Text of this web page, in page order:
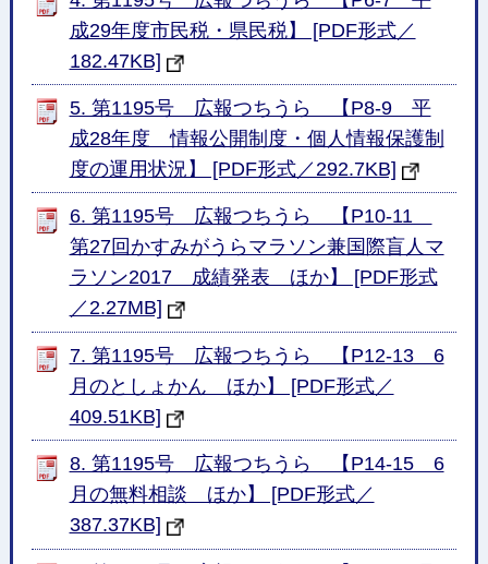
成29年度市民税・県民税】 [PDF形式／
182.47KB]
5. 第1195号 広報つちうら 【P8-9 平
成28年度 情報公開制度・個人情報保護制
度の運用状況】 [PDF形式／292.7KB]
6. 第1195号 広報つちうら 【P10-11
第27回かすみがうらマラソン兼国際盲人マ
ラソン2017 成績発表 ほか】 [PDF形式
／2.27MB]
7. 第1195号 広報つちうら 【P12-13 6
月のとしょかん ほか】 [PDF形式／
409.51KB]
8. 第1195号 広報つちうら 【P14-15 6
月の無料相談 ほか】 [PDF形式／
387.37KB]